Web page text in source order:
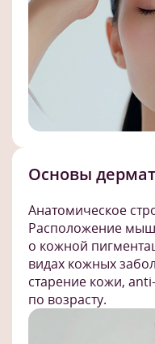
Основы
Анатомическое
Расположение
о кожной
видах кожных
старение кожи,
по возрасту.